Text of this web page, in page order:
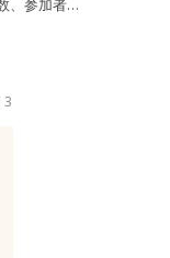
、参加者…